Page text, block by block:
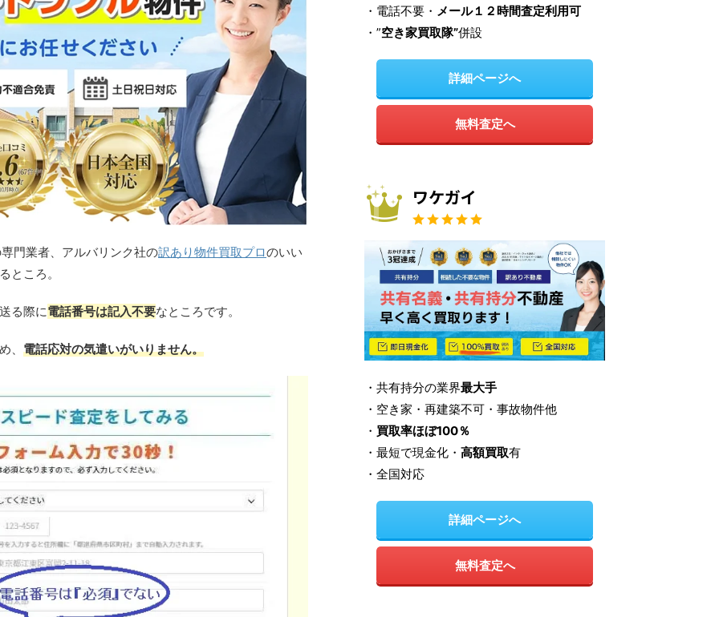
門業者、アルバリンク社の訳あり物件買取プロのいい
ところ。
る際に電話番号は記入不要なところです。
、 電話応対の気遣いがいりません。
・電話不要・ メール１２時間査定利用可
・”空き家買取隊”併設
詳細ページへ
無料査定へ
ワケガイ
・共有持分の業界最大手
・空き家・再建築不可・事故物件他
・ 買取率ほぼ100％
・最短で現金化・ 高額買取有
・全国対応
詳細ページへ
無料査定へ